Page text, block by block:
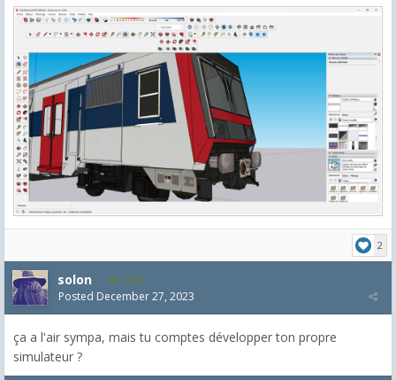
2
solon 1,553
Posted December 27, 2023
ça a l'air sympa, mais tu comptes développer ton propre
simulateur ?